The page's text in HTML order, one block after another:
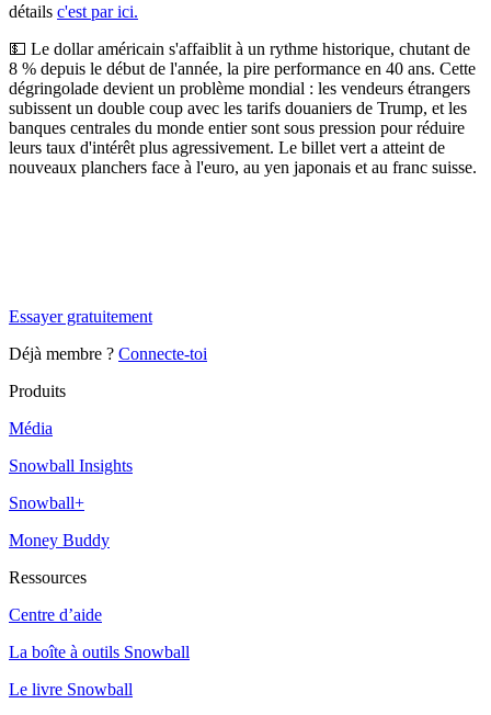
détails c'est par ici.
💵 Le dollar américain s'affaiblit à un rythme historique, chutant de
8 % depuis le début de l'année, la pire performance en 40 ans. Cette
dégringolade devient un problème mondial : les vendeurs étrangers
subissent un double coup avec les tarifs douaniers de Trump, et les
banques centrales du monde entier sont sous pression pour réduire
leurs taux d'intérêt plus agressivement. Le billet vert a atteint de
nouveaux planchers face à l'euro, au yen japonais et au franc suisse.
Essayer gratuitement
Déjà membre ? Connecte-toi
Produits
Média
Snowball Insights
Snowball+
Money Buddy
Ressources
Centre d’aide
La boîte à outils Snowball
Le livre Snowball